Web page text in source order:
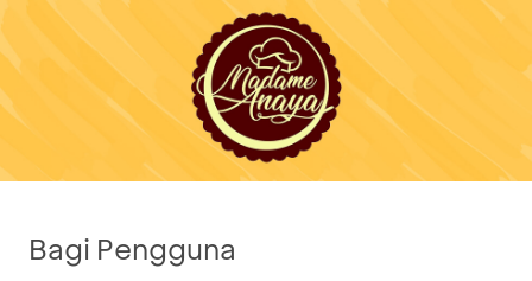
Bagi Pengguna